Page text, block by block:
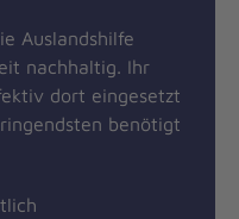
Auslandshilfe
nachhaltig. Ihr
dort eingesetzt
benötigt